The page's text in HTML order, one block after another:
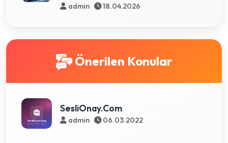
admin 18.04.2026
Önerilen Konular
SesliOnay.Com
admin 06.03.2022